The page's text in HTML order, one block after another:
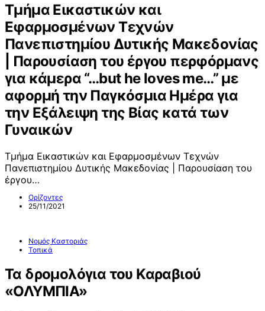
Τμήμα Εικαστικών και
Εφαρμοσμένων Τεχνών
Πανεπιστημίου Δυτικής Μακεδονίας
| Παρουσίαση του έργου περφόρμανς
για κάμερα “…but he loves me…” με
αφορμή την Παγκόσμια Ημέρα για
την Εξάλειψη της Βίας κατά των
Γυναικών
Τμήμα Εικαστικών και Εφαρμοσμένων Τεχνών
Πανεπιστημίου Δυτικής Μακεδονίας | Παρουσίαση του
έργου…
Ορίζοντες
25/11/2021
Νομός Καστοριάς
Τοπικά
Τα δρομολόγια του Καραβιού
«ΟΛΥΜΠΙΑ»